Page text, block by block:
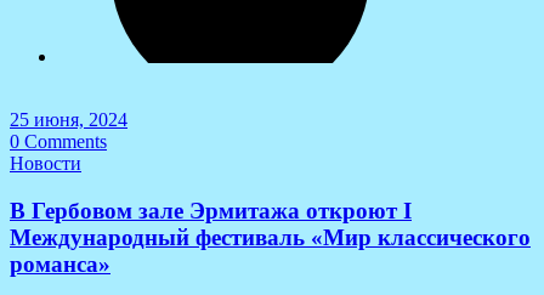
25 июня, 2024
0 Comments
Новости
В Гербовом зале Эрмитажа откроют I
Международный фестиваль «Мир классического
романса»